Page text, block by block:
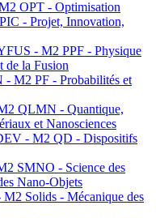
OPT - Optimisation
- Projet, Innovation,
- M2 PPF - Physique
de la Fusion
M2 PF - Probabilités et
QLMN - Quantique,
et Nanosciences
- M2 QD - Dispositifs
SMNO - Science des
Nano-Objets
Solids - Mécanique des